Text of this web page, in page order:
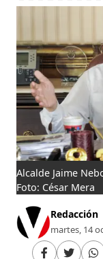
Alcalde Jaime
Foto: César Mera
Redacción
martes, 14